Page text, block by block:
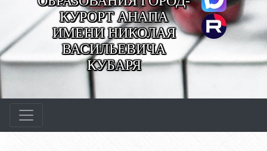
КУРОРТ АНАПА
ИМЕНИ НИКОЛАЯ
ВАСИЛЬЕВИЧА
КУБАРЯ